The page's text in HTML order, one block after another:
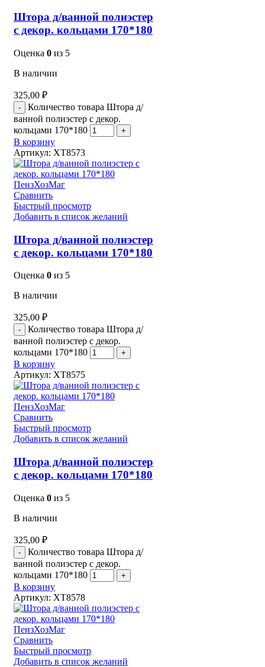
Штора д/ванной полиэстер
с декор. кольцами 170*180
Оценка 0 из 5
В наличии
325,00 ₽
Количество товара Штора д/
ванной полиэстер с декор.
кольцами 170*180
В корзину
Артикул: XT8573
Сравнить
Быстрый просмотр
Добавить в список желаний
Штора д/ванной полиэстер
с декор. кольцами 170*180
Оценка 0 из 5
В наличии
325,00 ₽
Количество товара Штора д/
ванной полиэстер с декор.
кольцами 170*180
В корзину
Артикул: XT8575
Сравнить
Быстрый просмотр
Добавить в список желаний
Штора д/ванной полиэстер
с декор. кольцами 170*180
Оценка 0 из 5
В наличии
325,00 ₽
Количество товара Штора д/
ванной полиэстер с декор.
кольцами 170*180
В корзину
Артикул: XT8578
Сравнить
Быстрый просмотр
Добавить в список желаний